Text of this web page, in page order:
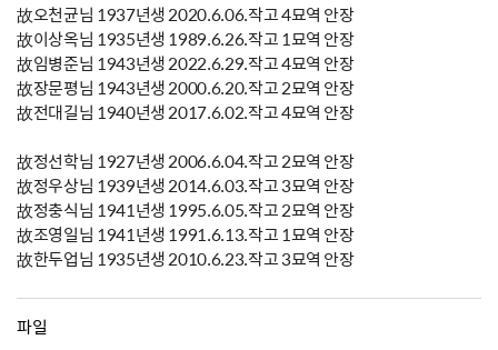
故오천균님 1937년생 2020.6.06.작고 4묘역 안장
故이상옥님 1935년생 1989.6.26.작고 1묘역 안장
故임병준님 1943년생 2022.6.29.작고 4묘역 안장
故장문평님 1943년생 2000.6.20.작고 2묘역 안장
故전대길님 1940년생 2017.6.02.작고 4묘역 안장
故정선학님 1927년생 2006.6.04.작고 2묘역 안장
故정우상님 1939년생 2014.6.03.작고 3묘역 안장
故정충식님 1941년생 1995.6.05.작고 2묘역 안장
故조영일님 1941년생 1991.6.13.작고 1묘역 안장
故한두업님 1935년생 2010.6.23.작고 3묘역 안장
파일